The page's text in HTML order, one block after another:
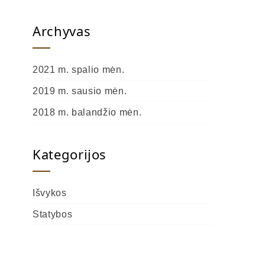
Archyvas
2021 m. spalio mėn.
2019 m. sausio mėn.
2018 m. balandžio mėn.
Kategorijos
Išvykos
Statybos